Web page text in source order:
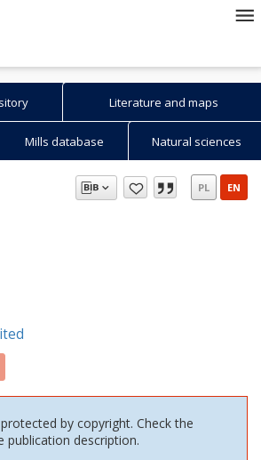
Literature and maps
Mills database Natural sciences
PL EN
by copyright. Check the
publication description.